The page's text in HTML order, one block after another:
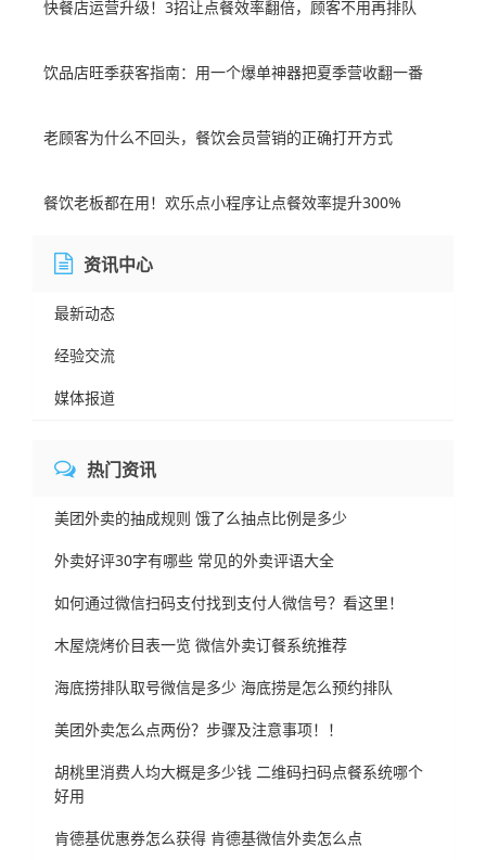
快餐店运营升级！3招让点餐效率翻倍，顾客不用再排队
饮品店旺季获客指南：用一个爆单神器把夏季营收翻一番
老顾客为什么不回头，餐饮会员营销的正确打开方式
餐饮老板都在用！欢乐点小程序让点餐效率提升300%
资讯中心
最新动态
经验交流
媒体报道
热门资讯
美团外卖的抽成规则 饿了么抽点比例是多少
外卖好评30字有哪些 常见的外卖评语大全
如何通过微信扫码支付找到支付人微信号？看这里！
木屋烧烤价目表一览 微信外卖订餐系统推荐
海底捞排队取号微信是多少 海底捞是怎么预约排队
美团外卖怎么点两份？步骤及注意事项！！
胡桃里消费人均大概是多少钱 二维码扫码点餐系统哪个
好用
肯德基优惠券怎么获得 肯德基微信外卖怎么点